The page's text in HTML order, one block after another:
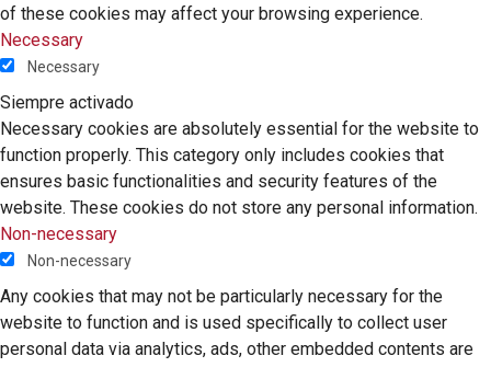
of these cookies may affect your browsing experience.
Necessary
Necessary
Siempre activado
Necessary cookies are absolutely essential for the website to
function properly. This category only includes cookies that
ensures basic functionalities and security features of the
website. These cookies do not store any personal information.
Non-necessary
Non-necessary
Any cookies that may not be particularly necessary for the
website to function and is used specifically to collect user
personal data via analytics, ads, other embedded contents are